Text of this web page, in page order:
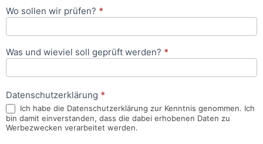
Wo sollen wir prüfen? *
Was und wieviel soll geprüft werden? *
Datenschutzerklärung *
Ich habe die Datenschutzerklärung zur Kenntnis genommen. Ich
bin damit einverstanden, dass die dabei erhobenen Daten zu
Werbezwecken verarbeitet werden.